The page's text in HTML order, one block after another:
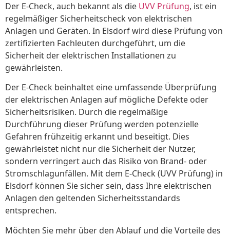
Der E-Check, auch bekannt als die UVV Prüfung, ist ein
regelmäßiger Sicherheitscheck von elektrischen
Anlagen und Geräten. In Elsdorf wird diese Prüfung von
zertifizierten Fachleuten durchgeführt, um die
Sicherheit der elektrischen Installationen zu
gewährleisten.
Der E-Check beinhaltet eine umfassende Überprüfung
der elektrischen Anlagen auf mögliche Defekte oder
Sicherheitsrisiken. Durch die regelmäßige
Durchführung dieser Prüfung werden potenzielle
Gefahren frühzeitig erkannt und beseitigt. Dies
gewährleistet nicht nur die Sicherheit der Nutzer,
sondern verringert auch das Risiko von Brand- oder
Stromschlagunfällen. Mit dem E-Check (UVV Prüfung) in
Elsdorf können Sie sicher sein, dass Ihre elektrischen
Anlagen den geltenden Sicherheitsstandards
entsprechen.
Möchten Sie mehr über den Ablauf und die Vorteile des